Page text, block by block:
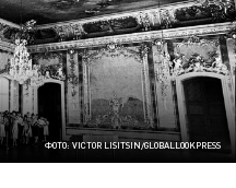
ФОТО: VICTOR LISITSIN/GLOBALLOOKPRESS